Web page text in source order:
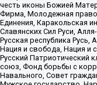
честь иконы Божией
Фирма, Молодежная
Единения, Каракольская
Славянских Сил Руси,
Русская республика Русь,
Нация и свобода, Нация и
Русский Патриотический
союз, Фонд борьбы с
Навального, Совет